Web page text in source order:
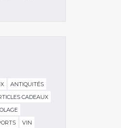
ANTIQUITÉS
CADEAUX
VIN